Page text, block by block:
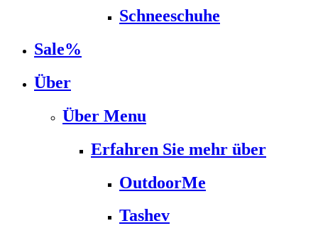
Schneeschuhe
Sale%
Über
Über Menu
Erfahren Sie mehr über
OutdoorMe
Tashev